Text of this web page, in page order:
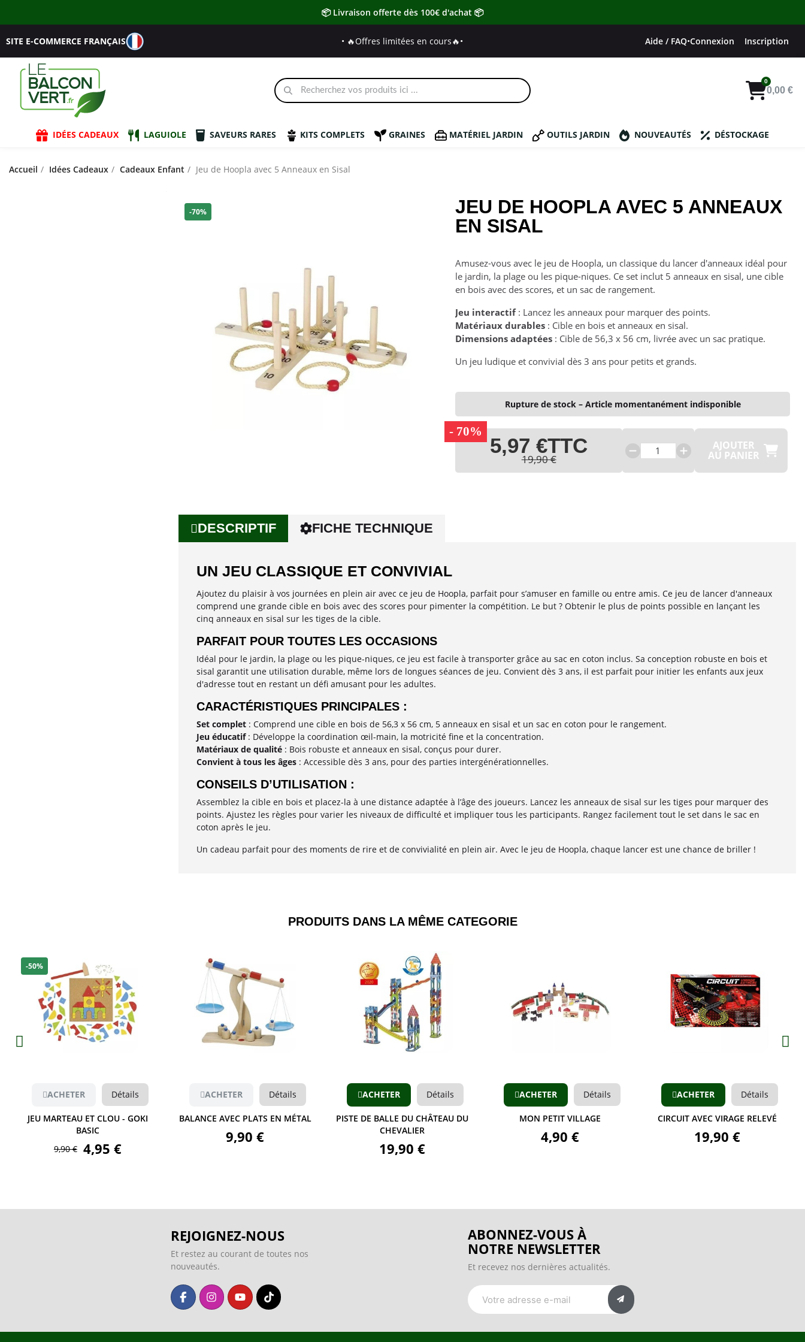
📦 Livraison offerte dès 100€ d'achat 📦
SITE E-COMMERCE FRANÇAIS • 🔥Offres limitées en cours🔥• Aide / FAQ•Connexion Inscription
0,00 €
IDÉES CADEAUX LAGUIOLE SAVEURS RARES KITS COMPLETS GRAINES MATÉRIEL JARDIN OUTILS JARDIN NOUVEAUTÉS DÉSTOCKAGE
Accueil Idées Cadeaux Cadeaux Enfant Jeu de Hoopla avec 5 Anneaux en Sisal
-70%
JEU DE HOOPLA AVEC 5 ANNEAUX
EN SISAL
Amusez-vous avec le jeu de Hoopla, un classique du lancer d'anneaux idéal pour
le jardin, la plage ou les pique-niques. Ce set inclut 5 anneaux en sisal, une cible
en bois avec des scores, et un sac de rangement.
Jeu interactif: Lancez les anneaux pour marquer des points.
Matériaux durables : Cible en bois et anneaux en sisal.
Dimensions adaptées : Cible de 56,3 x 56 cm, livrée avec un sac pratique.
Un jeu ludique et convivial dès 3 ans pour petits et grands.
Rupture de stock – Article momentanément indisponible
19,90 €
5,97 €
- 70%
TTC AJOUTER
AU PANIER
DESCRIPTIF FICHE TECHNIQUE
UN JEU CLASSIQUE ET CONVIVIAL
Ajoutez du plaisir à vos journées en plein air avec ce jeu de Hoopla, parfait pour s’amuser en famille ou entre amis. Ce jeu de lancer d'anneaux
comprend une grande cible en bois avec des scores pour pimenter la compétition. Le but ? Obtenir le plus de points possible en lançant les
cinq anneaux en sisal sur les tiges de la cible.
PARFAIT POUR TOUTES LES OCCASIONS
Idéal pour le jardin, la plage ou les pique-niques, ce jeu est facile à transporter grâce au sac en coton inclus. Sa conception robuste en bois et
sisal garantit une utilisation durable, même lors de longues séances de jeu. Convient dès 3 ans, il est parfait pour initier les enfants aux jeux
d'adresse tout en restant un défi amusant pour les adultes.
CARACTÉRISTIQUES PRINCIPALES :
Set complet: Comprend une cible en bois de 56,3 x 56 cm, 5 anneaux en sisal et un sac en coton pour le rangement.
Jeu éducatif: Développe la coordination œil-main, la motricité fine et la concentration.
Matériaux de qualité: Bois robuste et anneaux en sisal, conçus pour durer.
Convient à tous les âges: Accessible dès 3 ans, pour des parties intergénérationnelles.
CONSEILS D’UTILISATION :
Assemblez la cible en bois et placez-la à une distance adaptée à l’âge des joueurs. Lancez les anneaux de sisal sur les tiges pour marquer des
points. Ajustez les règles pour varier les niveaux de difficulté et impliquer tous les participants. Rangez facilement tout le set dans le sac en
coton après le jeu.
Un cadeau parfait pour des moments de rire et de convivialité en plein air. Avec le jeu de Hoopla, chaque lancer est une chance de briller !
PRODUITS DANS LA MÊME CATEGORIE​
Aperçu
-50%
ACHETER Détails
JEU MARTEAU ET CLOU - GOKI
BASIC
9,90 € 4,95 €
Aperçu
ACHETER Détails
BALANCE AVEC PLATS EN MÉTAL
9,90 €
Aperçu
ACHETER Détails
PISTE DE BALLE DU CHÂTEAU DU
CHEVALIER
19,90 €
ACHETER Détails
MON PETIT VILLAGE
4,90 €
ACHETER Détails
CIRCUIT AVEC VIRAGE RELEVÉ
19,90 €
REJOIGNEZ-NOUS
Et restez au courant de toutes nos
nouveautés.
ABONNEZ-VOUS À
NOTRE NEWSLETTER
Et recevez nos dernières actualités.